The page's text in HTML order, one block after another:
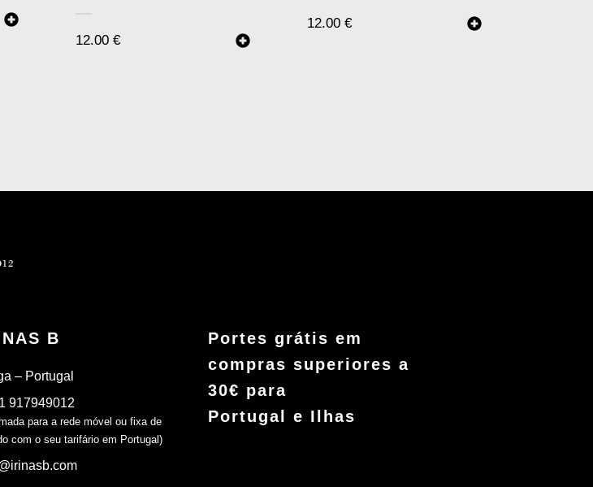
12.00 €
12.00 €
B
– Portugal
917949012
para a rede móvel ou fixa de
com o seu tarifário em Portugal)
Portes grátis em
compras superiores a
30€ para
Portugal e Ilhas